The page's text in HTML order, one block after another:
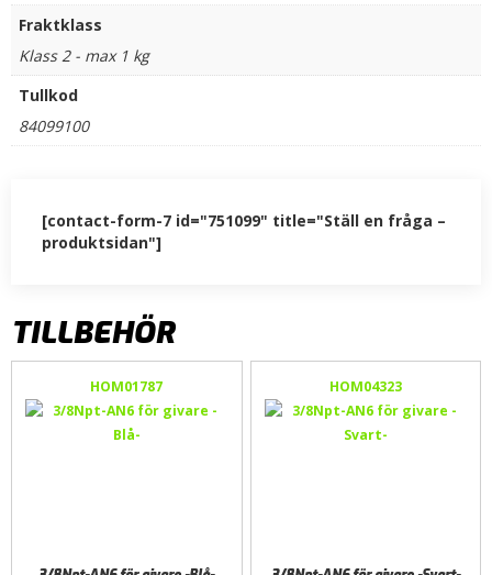
Fraktklass
Klass 2 - max 1 kg
Tullkod
84099100
[contact-form-7 id="751099" title="Ställ en fråga –
produktsidan"]
TILLBEHÖR
HOM01787 HOM04323